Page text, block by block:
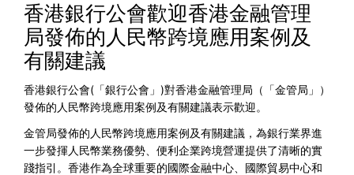
香港銀行公會歡迎香港金融管理
局發佈的人民幣跨境應用案例及
有關建議
香港銀行公會(「銀行公會」)對香港金融管理局（「金管局」）
發佈的人民幣跨境應用案例及有關建議表示歡迎。
金管局發佈的人民幣跨境應用案例及有關建議，為銀行業界進
一步發揮人民幣業務優勢、便利企業跨境營運提供了清晰的實
踐指引。香港作為全球重要的國際金融中心、國際貿易中心和